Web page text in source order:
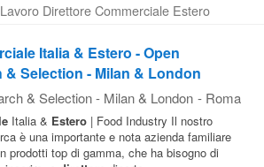
Direttore Commerciale Estero
Italia & Estero - Open
& Selection - Milan & London
& Selection - Milan & London - Roma
Italia & Estero | Food Industry Il nostro
è una importante e nota azienda familiare
prodotti top di gamma, che ha bisogno di